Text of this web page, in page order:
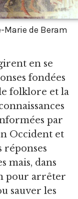
Marie de Beram
en se
fondées
folklore et la
par
Occident et
réponses
mais, dans
pour arrêter
sauver les